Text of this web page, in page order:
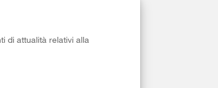
di attualità relativi alla